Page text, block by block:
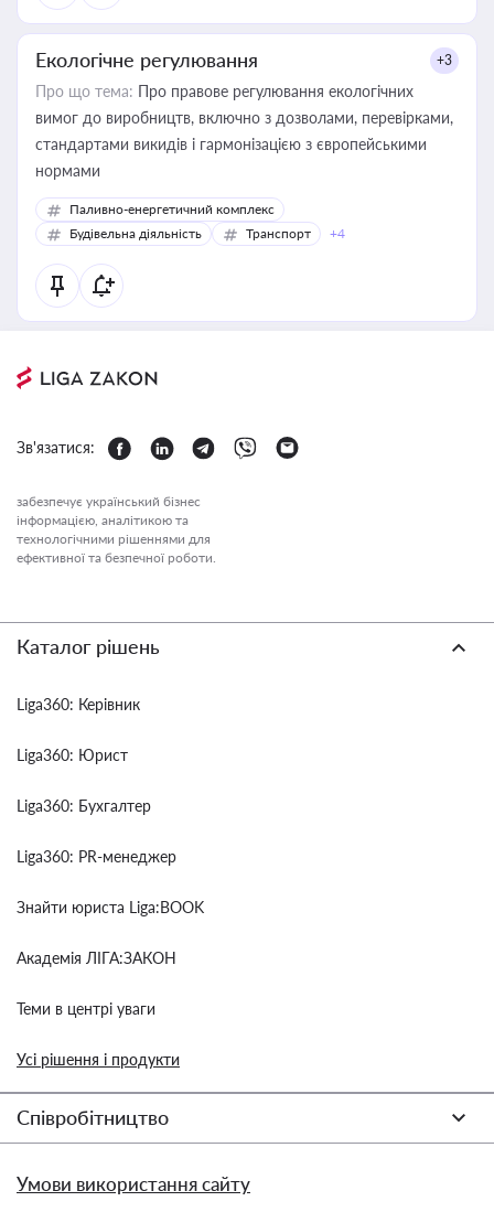
Екологічне регулювання +3
Про що тема: Про правове регулювання екологічних
вимог до виробництв, включно з дозволами, перевірками,
стандартами викидів і гармонізацією з європейськими
нормами
Паливно-енергетичний комплекс
Будівельна діяльність
Транспорт +4
Зв'язатися:
забезпечує український бізнес
інформацією, аналітикою та
технологічними рішеннями для
ефективної та безпечної роботи.
Каталог рішень
Liga360: Керівник
Liga360: Юрист
Liga360: Бухгалтер
Liga360: PR-менеджер
Знайти юриста Liga:BOOK
Академія ЛІГА:ЗАКОН
Теми в центрі уваги
Усі рішення і продукти
Співробітництво
Умови використання сайту